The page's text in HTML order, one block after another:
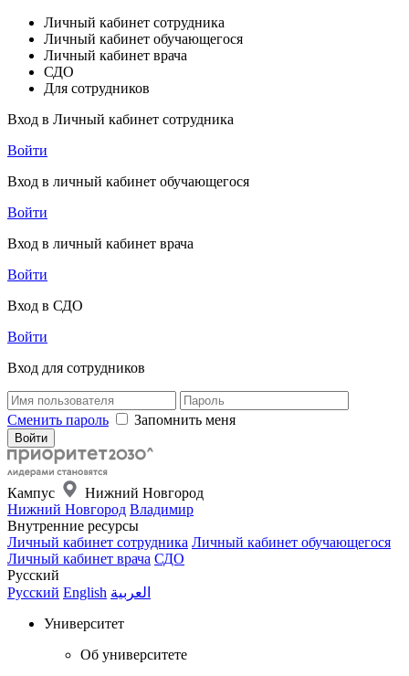
Личный кабинет сотрудника
Личный кабинет обучающегося
Личный кабинет врача
СДО
Для сотрудников
Вход в Личный кабинет сотрудника
Войти
Вход в личный кабинет обучающегося
Войти
Вход в личный кабинет врача
Войти
Вход в СДО
Войти
Вход для сотрудников
Сменить пароль Запомнить меня
Кампус
Нижний Новгород
Нижний Новгород Владимир
Внутренние ресурсы
Личный кабинет сотрудника Личный кабинет обучающегося
Личный кабинет врача СДО
Русский
Русский English العربية
Университет
Об университете